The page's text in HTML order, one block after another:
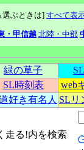
選ぶときは] すべて表
・甲信越 北陸・中部
緑の草子
SL時刻表
web
好き有名人 SLリ
走る!内を検索